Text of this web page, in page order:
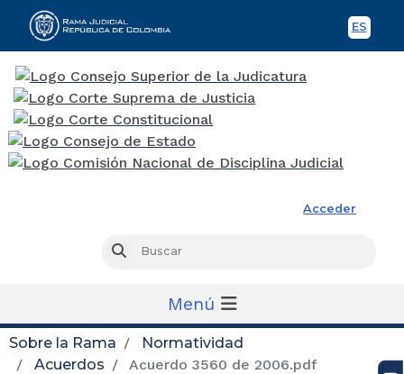
ES
Acceder
Buscar
Menú
Sobre la Rama
Normatividad
Acuerdos
Acuerdo 3560 de 2006.pdf